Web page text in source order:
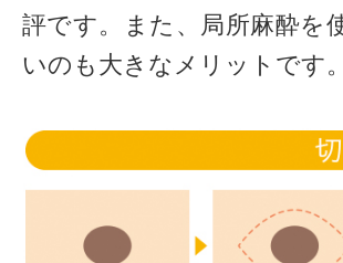
評です。また、局所麻酔を
いのも大きなメリットです。